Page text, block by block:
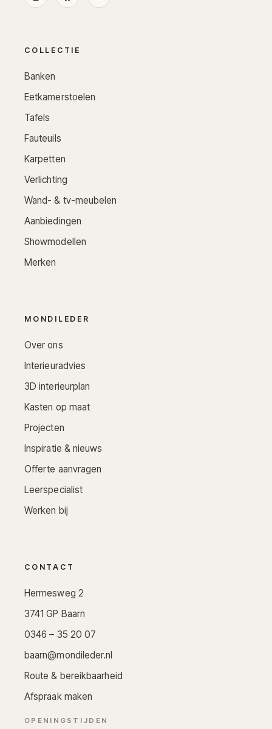
COLLECTIE
Banken
Eetkamerstoelen
Tafels
Fauteuils
Karpetten
Verlichting
Wand- & tv-meubelen
Aanbiedingen
Showmodellen
Merken
MONDILEDER
Over ons
Interieuradvies
3D interieurplan
Kasten op maat
Projecten
Inspiratie & nieuws
Offerte aanvragen
Leerspecialist
Werken bij
CONTACT
Hermesweg 2
3741 GP Baarn
0346 – 35 20 07
baarn@mondileder.nl
Route & bereikbaarheid
Afspraak maken
OPENINGSTIJDEN